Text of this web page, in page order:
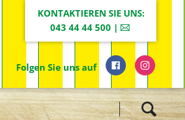
KONTAKTIEREN SIE UNS:
043 44 44 500 |
Folgen Sie uns auf